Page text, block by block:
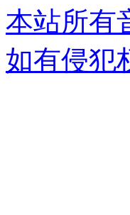
本站所有
如有侵犯